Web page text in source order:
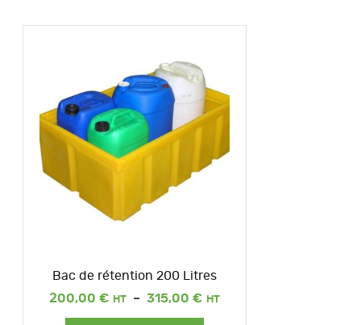
Bac de rétention 200 Litres
200,00 € – 315,00 €
Plage